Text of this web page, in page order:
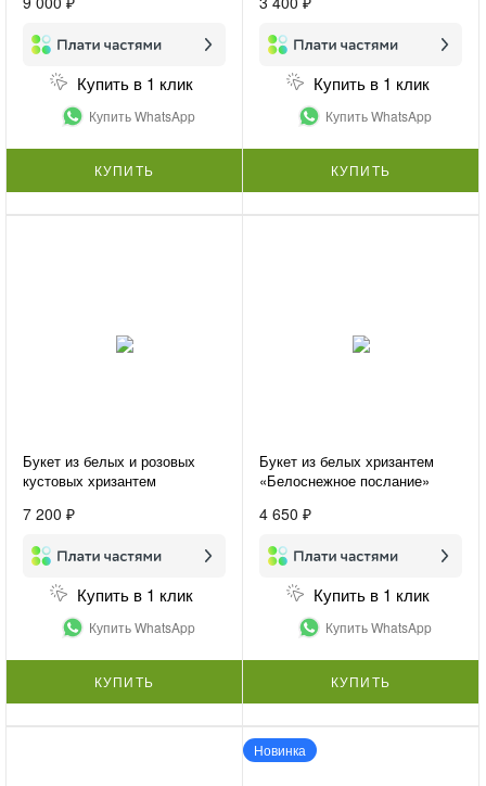
Купить в 1 клик
Купить WhatsApp
КУПИТЬ
Купить в 1 клик
Купить WhatsApp
КУПИТЬ
Букет из белых и розовых
кустовых хризантем
7 200 ₽
Купить в 1 клик
Купить WhatsApp
КУПИТЬ
Букет из белых хризантем
«Белоснежное послание»
4 650 ₽
Купить в 1 клик
Купить WhatsApp
КУПИТЬ
Новинка